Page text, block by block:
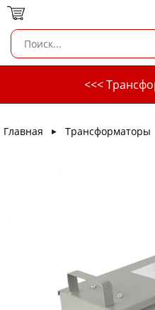
<<<
Главная ► Трансформаторы